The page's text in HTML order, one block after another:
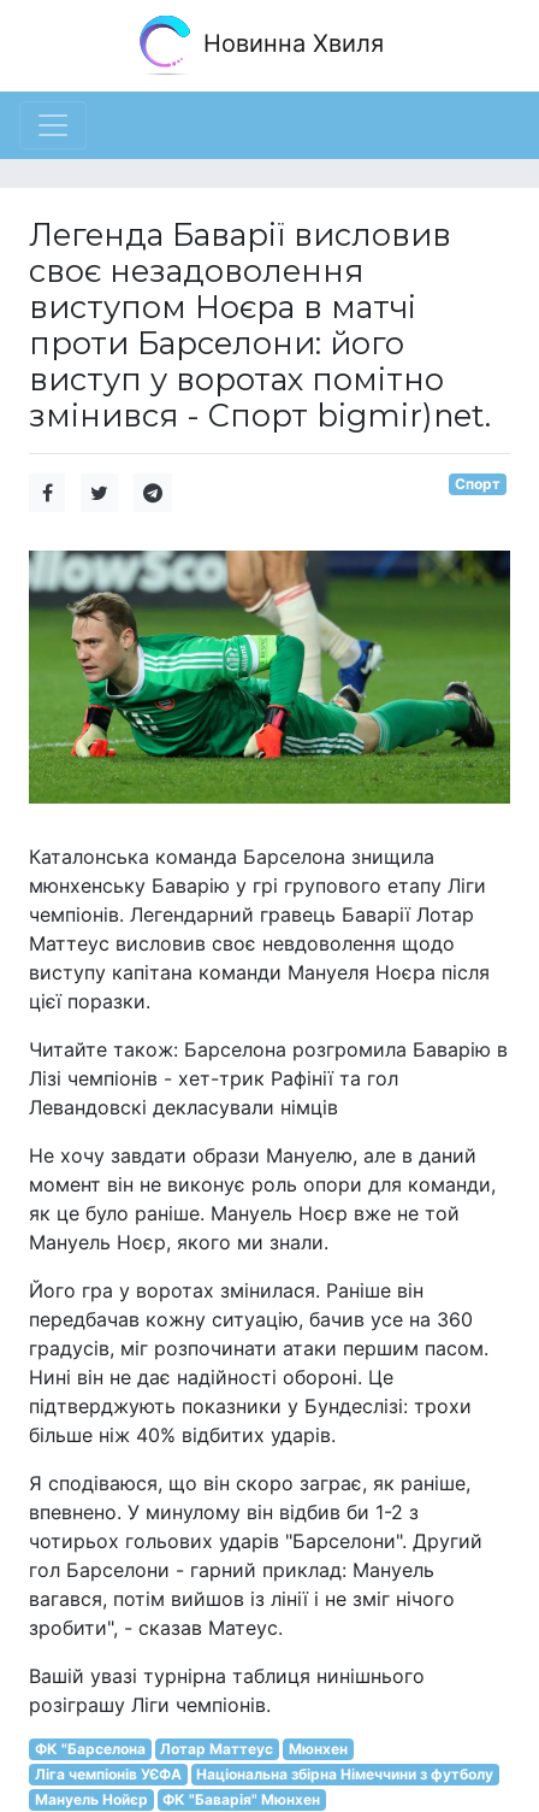
Новинна Хвиля
Легенда Баварії висловив
своє незадоволення
виступом Ноєра в матчі
проти Барселони: його
виступ у воротах помітно
змінився - Спорт bigmir)net.
Спорт
Каталонська команда Барселона знищила
мюнхенську Баварію у грі групового етапу Ліги
чемпіонів. Легендарний гравець Баварії Лотар
Маттеус висловив своє невдоволення щодо
виступу капітана команди Мануеля Ноєра після
цієї поразки.
Читайте також: Барселона розгромила Баварію в
Лізі чемпіонів - хет-трик Рафінії та гол
Левандовскі декласували німців
Не хочу завдати образи Мануелю, але в даний
момент він не виконує роль опори для команди,
як це було раніше. Мануель Ноєр вже не той
Мануель Ноєр, якого ми знали.
Його гра у воротах змінилася. Раніше він
передбачав кожну ситуацію, бачив усе на 360
градусів, міг розпочинати атаки першим пасом.
Нині він не дає надійності обороні. Це
підтверджують показники у Бундеслізі: трохи
більше ніж 40% відбитих ударів.
Я сподіваюся, що він скоро заграє, як раніше,
впевнено. У минулому він відбив би 1-2 з
чотирьох гольових ударів "Барселони". Другий
гол Барселони - гарний приклад: Мануель
вагався, потім вийшов із лінії і не зміг нічого
зробити", - сказав Матеус.
Вашій увазі турнірна таблиця нинішнього
розіграшу Ліги чемпіонів.
ФК "Барселона Лотар Маттеус
Мюнхен
Ліга чемпіонів УЄФА
Національна збірна Німеччини з футболу
Мануель Нойєр
ФК "Баварія" Мюнхен